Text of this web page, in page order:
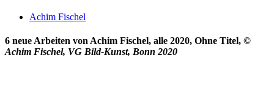
Achim Fischel
6 neue Arbeiten von Achim Fischel, alle 2020, Ohne Titel, ©
Achim Fischel, VG Bild-Kunst, Bonn 2020